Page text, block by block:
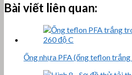
Bài viết liên quan:
Ống nhựa PFA (ống teflon